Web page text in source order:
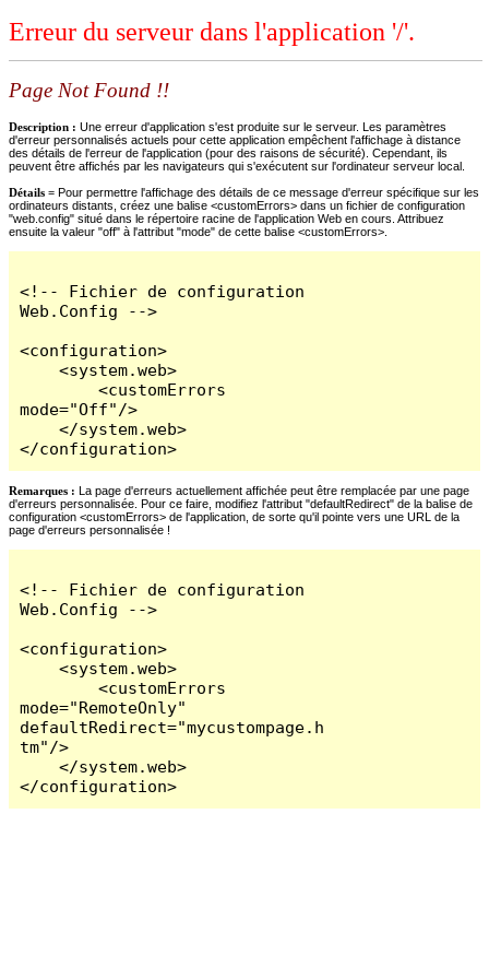
Erreur du serveur dans l'application '/'.
Page Not Found !!
Description : Une erreur d'application s'est produite sur le serveur. Les paramètres
d'erreur personnalisés actuels pour cette application empêchent l'affichage à distance
des détails de l'erreur de l'application (pour des raisons de sécurité). Cependant, ils
peuvent être affichés par les navigateurs qui s'exécutent sur l'ordinateur serveur local.
Détails = Pour permettre l'affichage des détails de ce message d'erreur spécifique sur les
ordinateurs distants, créez une balise <customErrors> dans un fichier de configuration
"web.config" situé dans le répertoire racine de l'application Web en cours. Attribuez
ensuite la valeur "off" à l'attribut "mode" de cette balise <customErrors>.
<!-- Fichier de configuration
Web.Config -->
<configuration>
    <system.web>
        <customErrors
mode="Off"/>
    </system.web>
</configuration>
Remarques : La page d'erreurs actuellement affichée peut être remplacée par une page
d'erreurs personnalisée. Pour ce faire, modifiez l'attribut "defaultRedirect" de la balise de
configuration <customErrors> de l'application, de sorte qu'il pointe vers une URL de la
page d'erreurs personnalisée !
<!-- Fichier de configuration
Web.Config -->
<configuration>
    <system.web>
        <customErrors
mode="RemoteOnly"
defaultRedirect="mycustompage.h
tm"/>
    </system.web>
</configuration>